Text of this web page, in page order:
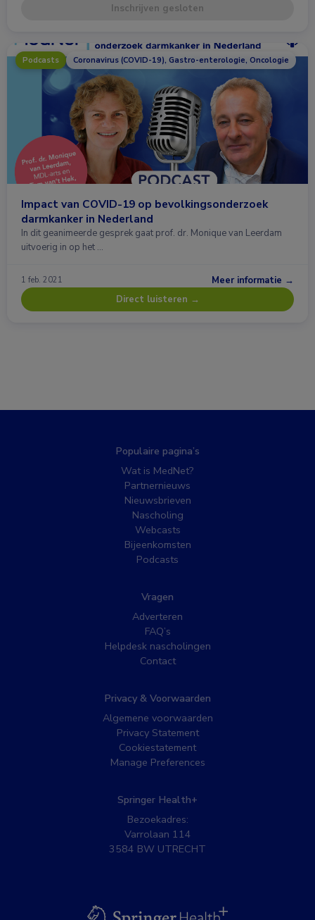
Inschrijven gesloten
Podcasts Coronavirus (COVID-19), Gastro-enterologie, Oncologie
Impact van COVID-19 op bevolkingsonderzoek
darmkanker in Nederland
In dit geanimeerde gesprek gaat prof. dr. Monique van Leerdam
uitvoerig in op het …
1 feb. 2021
Meer informatie →
Direct luisteren →
Populaire pagina’s
Wat is MedNet?
Partnernieuws
Nieuwsbrieven
Nascholing
Webcasts
Bijeenkomsten
Podcasts
Vragen
Adverteren
FAQ’s
Helpdesk nascholingen
Contact
Privacy & Voorwaarden
Algemene voorwaarden
Privacy Statement
Cookiestatement
Manage Preferences
Springer Health+
Bezoekadres:
Varrolaan 114
3584 BW UTRECHT
BSL